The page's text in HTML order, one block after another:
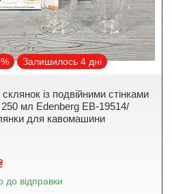
Залишилось 4 дні
із подвійними стінками
мл Edenberg EB-19514/
для кавомашини
до відправки